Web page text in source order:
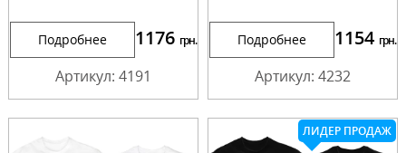
Подробнее 1176 грн.
Артикул: 4191
Подробнее 1154 грн.
Артикул: 4232
ЛИДЕР ПРОДАЖ